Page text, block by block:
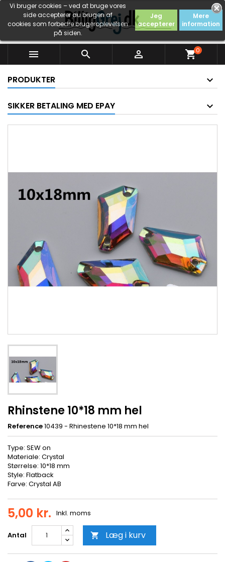
Vi bruger cookies – ved at bruge vores
side accepterer du brugen af
cookies som forbedre brugeroplevelsen
på siden.
Jeg
accepterer
Mere
information
   shopping_cart0
PRODUKTER
SIKKER BETALING MED EPAY
Rhinstene 10*18 mm hel
Reference10439 - Rhinestene 10*18 mm hel
Type: SEW on
Materiale: Crystal
Størrelse: 10*18 mm
Style: Flatback
Farve: Crystal AB
5,00 kr. Inkl. moms
Antal  Læg i kurv